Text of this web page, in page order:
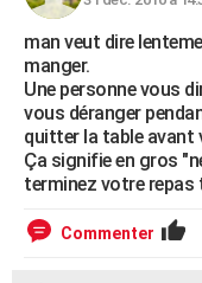
Destinations
City break
Voyage nature
Voyage de noces
Forum
Climat
GUIDES D'ACHAT
BONS PLANS
CARTE DE VOEUX
DICTIONNAIRE
man veut dire
manger.
Une personne vous
vous déranger
quitter la table avant
Ça signifie en gros
terminez votre repas
Commenter